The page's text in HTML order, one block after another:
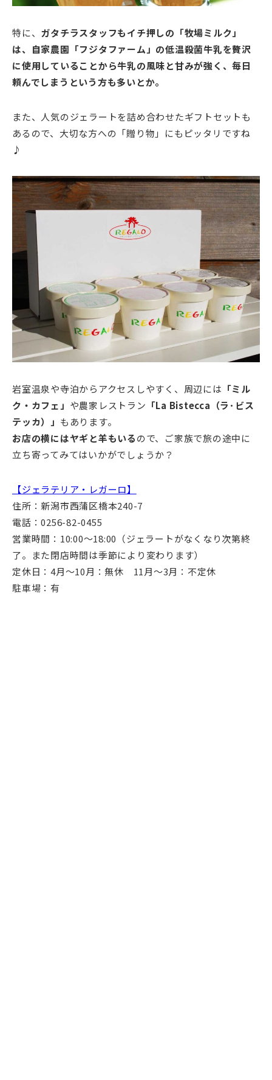
特に、 ガタチラスタッフもイチ押しの「牧場ミルク」
は、自家農園「フジタファーム」の低温殺菌牛乳を贅沢
に使用していることから牛乳の風味と甘みが強く、毎日
頼んでしまうという方も多いとか。
また、人気のジェラートを詰め合わせたギフトセットも
あるので、大切な方への「贈り物」にもピッタリですね
♪
岩室温泉や寺泊からアクセスしやすく、周辺には 「ミル
ク・カフェ」 や農家レストラン 「La Bistecca（ラ･ビス
テッカ）」 もあります。
お店の横にはヤギと羊もいるので、ご家族で旅の途中に
立ち寄ってみてはいかがでしょうか？
【ジェラテリア・レガーロ】
住所：新潟市西蒲区橋本240-7
電話：0256-82-0455
営業時間：10:00～18:00（ジェラートがなくなり次第終
了。また閉店時間は季節により変わります）
定休日：4月～10月：無休 11月～3月：不定休
駐車場：有